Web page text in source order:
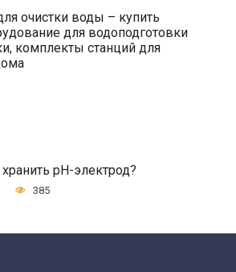
очистки воды – купить
для водоподготовки
комплекты станций для
рН-электрод?
385